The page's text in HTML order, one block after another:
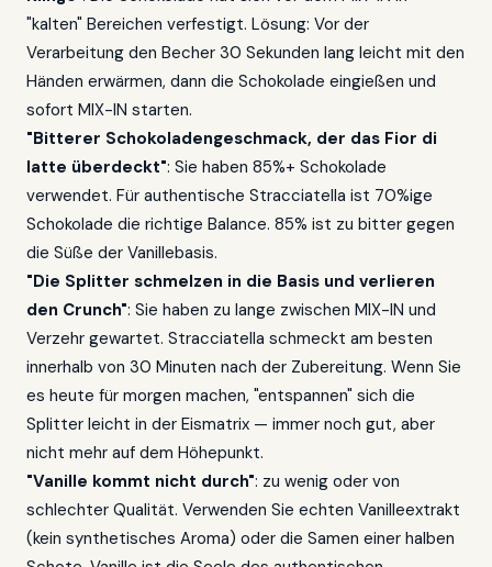
"kalten" Bereichen verfestigt. Lösung: Vor der
Verarbeitung den Becher 30 Sekunden lang leicht mit den
Händen erwärmen, dann die Schokolade eingießen und
sofort MIX-IN starten.
"Bitterer Schokoladengeschmack, der das Fior di
latte überdeckt": Sie haben 85%+ Schokolade
verwendet. Für authentische Stracciatella ist 70%ige
Schokolade die richtige Balance. 85% ist zu bitter gegen
die Süße der Vanillebasis.
"Die Splitter schmelzen in die Basis und verlieren
den Crunch": Sie haben zu lange zwischen MIX-IN und
Verzehr gewartet. Stracciatella schmeckt am besten
innerhalb von 30 Minuten nach der Zubereitung. Wenn Sie
es heute für morgen machen, "entspannen" sich die
Splitter leicht in der Eismatrix — immer noch gut, aber
nicht mehr auf dem Höhepunkt.
"Vanille kommt nicht durch": zu wenig oder von
schlechter Qualität. Verwenden Sie echten Vanilleextrakt
(kein synthetisches Aroma) oder die Samen einer halben